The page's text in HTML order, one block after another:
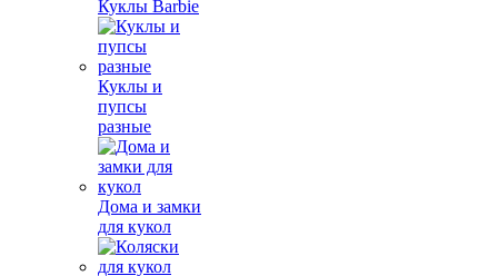
Куклы Barbie
Куклы и
пупсы
разные
Дома и замки
для кукол